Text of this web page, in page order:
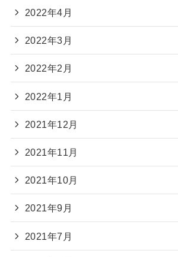
2022年4月
2022年3月
2022年2月
2022年1月
2021年12月
2021年11月
2021年10月
2021年9月
2021年7月